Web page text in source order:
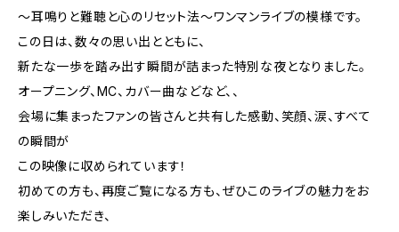
〜耳鳴りと難聴と心のリセット法〜ワンマンライブの模様です。
この日は、数々の思い出とともに、
新たな一歩を踏み出す瞬間が詰まった特別な夜となりました。
オープニング、MC、カバー曲などなど、、
会場に集まったファンの皆さんと共有した感動、笑顔、涙、すべて
の瞬間が
この映像に収められています！
初めての方も、再度ご覧になる方も、ぜひこのライブの魅力をお
楽しみいただき、